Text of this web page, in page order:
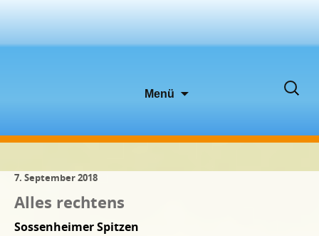
Menü
Suchen
7. September 2018
Alles rechtens
Sossenheimer Spitzen